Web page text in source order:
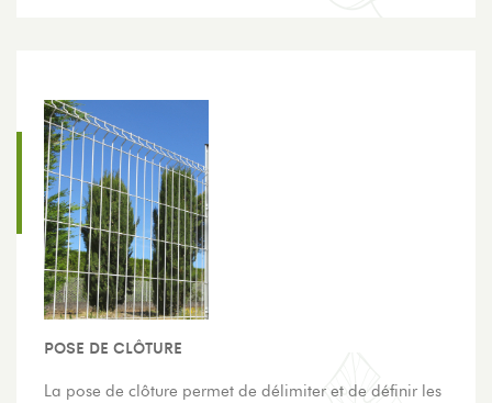
POSE DE CLÔTURE
La pose de clôture permet de délimiter et de définir les